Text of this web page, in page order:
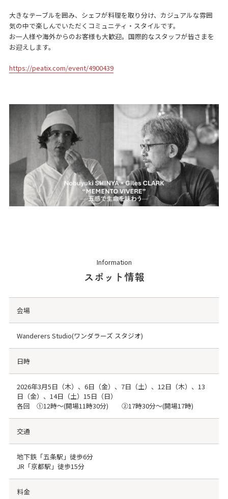
大きなテーブルを囲み、シェフが料理を取り分け、カジュアルな雰囲
気の中で楽しんでいただくコミュニティ・スタイルです。
お一人様や海外からのお客様も大歓迎。国際的なスタッフが皆さまを
お迎えします。
https://peatix.com/event/4900439
Information
スポット情報
会場
Wanderers Studio(ワンダラーズ スタジオ)
日時
2026年3月5日（木）、6日（金）、7日（土）、12日（木）、13
日（金）、14日（土）15日（日）
各回 ①12時〜(開場11時30分) ②17時30分〜(開場17時)
交通
地下鉄「五条駅」徒歩6分
JR「京都駅」徒歩15分
料金